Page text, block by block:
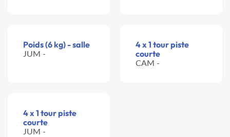
Poids (6 kg) - salle
JUM -
4 x 1 tour piste
courte
CAM -
4 x 1 tour piste
courte
JUM -